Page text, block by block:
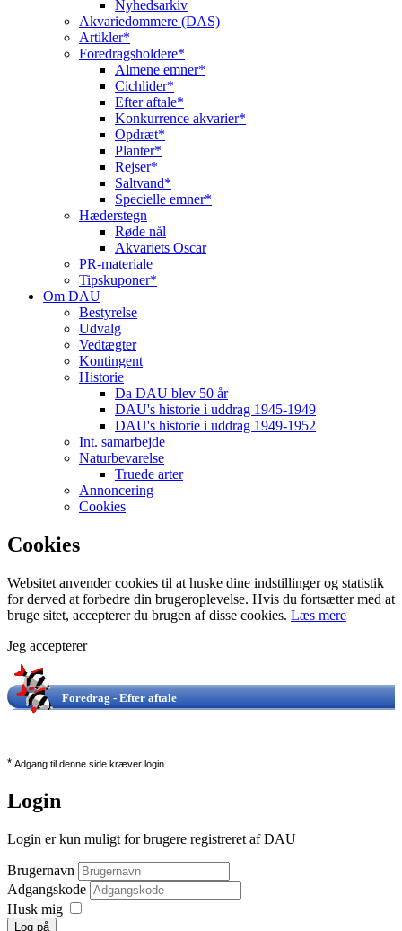
Nyhedsarkiv
Akvariedommere (DAS)
Artikler*
Foredragsholdere*
Almene emner*
Cichlider*
Efter aftale*
Konkurrence akvarier*
Opdræt*
Planter*
Rejser*
Saltvand*
Specielle emner*
Hæderstegn
Røde nål
Akvariets Oscar
PR-materiale
Tipskuponer*
Om DAU
Bestyrelse
Udvalg
Vedtægter
Kontingent
Historie
Da DAU blev 50 år
DAU's historie i uddrag 1945-1949
DAU's historie i uddrag 1949-1952
Int. samarbejde
Naturbevarelse
Truede arter
Annoncering
Cookies
Cookies
Websitet anvender cookies til at huske dine indstillinger og statistik
for derved at forbedre din brugeroplevelse. Hvis du fortsætter med at
bruge sitet, accepterer du brugen af disse cookies. Læs mere
Jeg accepterer
Foredrag - Efter aftale
* Adgang til denne side kræver login.
Login
Login er kun muligt for brugere registreret af DAU
Brugernavn
Adgangskode
Husk mig
Log på